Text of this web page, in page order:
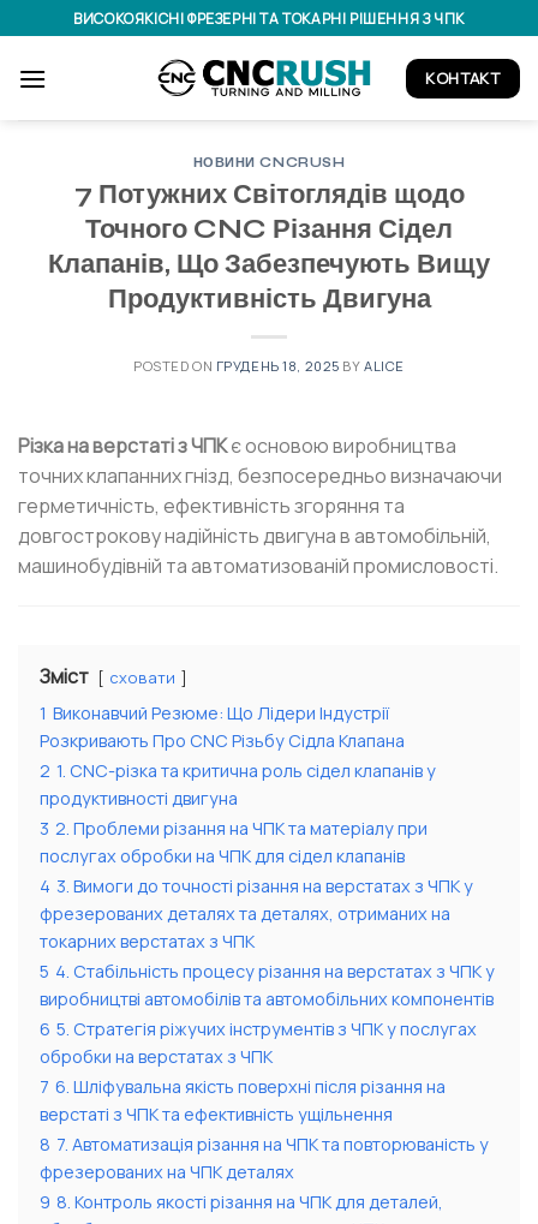
to
content
ВИСОКОЯКІСНІ ФРЕЗЕРНІ ТА ТОКАРНІ РІШЕННЯ З ЧПК
КОНТАКТ
НОВИНИ CNCRUSH
7 Потужних Світоглядів щодо
Точного CNC Різання Сідел
Клапанів, Що Забезпечують Вищу
Продуктивність Двигуна
POSTED ON ГРУДЕНЬ 18, 2025 BY ALICE
Різка на верстаті з ЧПКє основою виробництва
точних клапанних гнізд, безпосередньо визначаючи
герметичність, ефективність згоряння та
довгострокову надійність двигуна в автомобільній,
машинобудівній та автоматизованій промисловості.
Зміст сховати
1 Виконавчий Резюме: Що Лідери Індустрії
Розкривають Про CNC Різьбу Сідла Клапана
2 1. CNC-різка та критична роль сідел клапанів у
продуктивності двигуна
3 2. Проблеми різання на ЧПК та матеріалу при
послугах обробки на ЧПК для сідел клапанів
4 3. Вимоги до точності різання на верстатах з ЧПК у
фрезерованих деталях та деталях, отриманих на
токарних верстатах з ЧПК
5 4. Стабільність процесу різання на верстатах з ЧПК у
виробництві автомобілів та автомобільних компонентів
6 5. Стратегія ріжучих інструментів з ЧПК у послугах
обробки на верстатах з ЧПК
7 6. Шліфувальна якість поверхні після різання на
верстаті з ЧПК та ефективність ущільнення
8 7. Автоматизація різання на ЧПК та повторюваність у
фрезерованих на ЧПК деталях
9 8. Контроль якості різання на ЧПК для деталей,